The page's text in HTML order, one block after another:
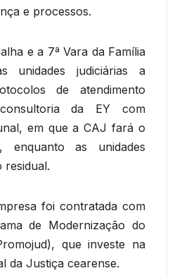
e processos.
e a 7ª Vara da Família
unidades judiciárias a
de atendimento
da EY com
em que a CAJ fará o
enquanto as unidades
residual.
foi contratada com
de Modernização do
que investe na
da Justiça cearense.